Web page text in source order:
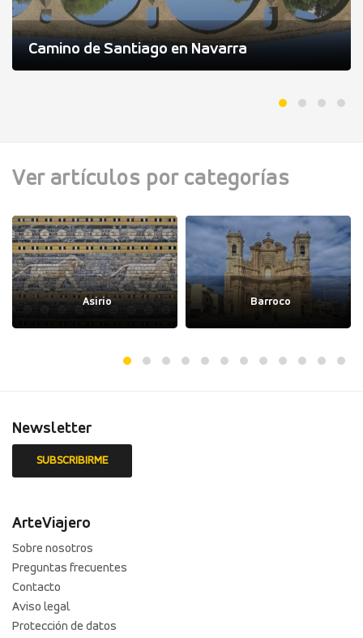
Camino de Santiago en Navarra
Ver artículos por categorías
Asirio Barroco
Newsletter
ArteViajero
Sobre nosotros
Preguntas frecuentes
Contacto
Aviso legal
Protección de datos